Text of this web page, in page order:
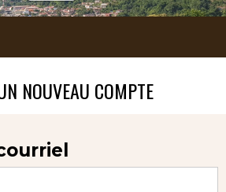
NOUVEAU COMPTE